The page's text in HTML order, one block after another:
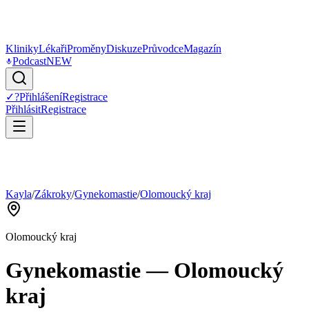
KlinikyLékařiProměnyDiskuzePrůvodceMagazín
PodcastNEW
✓?PřihlášeníRegistrace
PřihlásitRegistrace
Kayla/Zákroky/Gynekomastie/Olomoucký kraj
Olomoucký kraj
Gynekomastie— Olomoucký
kraj